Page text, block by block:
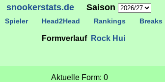
snookerstats.deSaison
Spieler Head2Head Rankings Breaks
Formverlauf Rock Hui
Aktuelle Form: 0